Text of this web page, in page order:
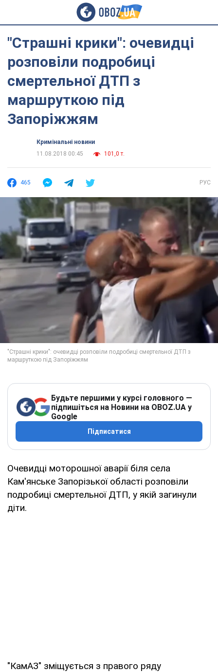
"Страшні крики": очевидці
розповіли подробиці
смертельної ДТП з
маршруткою під
Запоріжжям
Кримінальні новини
11.08.2018 00:45
101,0 т.
465 РУС
Будьте першими у курсі головного —
підпишіться на Новини на OBOZ.UA у
Google
Підписатися
Очевидці моторошної аварії біля села
Кам'янське Запорізької області розповіли
подробиці смертельної ДТП, у якій загинули
діти.
"КамАЗ" зміщується з правого ряду